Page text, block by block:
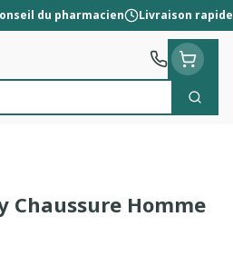
du pharmacien Livraison rapide
Chaussure Homme